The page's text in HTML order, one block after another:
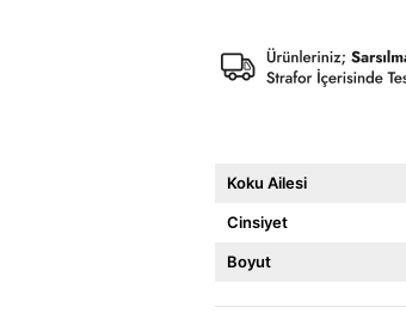
Koku Ailesi
Cinsiyet
Boyut